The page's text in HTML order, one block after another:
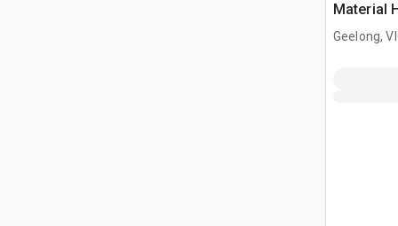
Material
(Unused)
Geelong,